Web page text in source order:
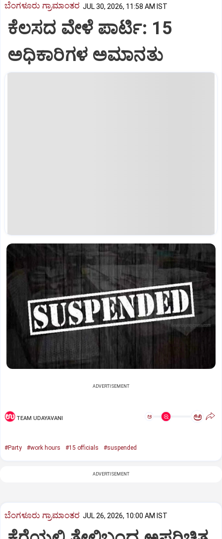
ಬೆಂಗಳೂರು ಗ್ರಾಮಾಂತರ JUL 30, 2026, 11:58 AM IST
ಕೆಲಸದ ವೇಳೆ ಪಾರ್ಟಿ: 15
ಅಧಿಕಾರಿಗಳ ಅಮಾನತು
ADVERTISEMENT
TEAM UDAYAVANI ಅ ಅ
#Party #work hours #15 officials #suspended
ADVERTISEMENT
ಬೆಂಗಳೂರು ಗ್ರಾಮಾಂತರ JUL 26, 2026, 10:00 AM IST